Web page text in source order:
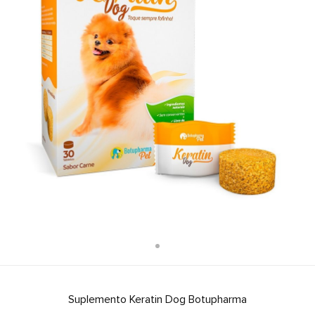
Suplemento Keratin Dog Botupharma